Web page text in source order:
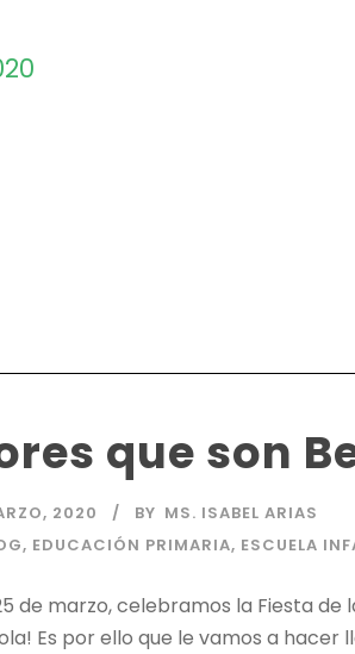
que son
2020 BY MS. ISABEL ARIAS
, EDUCACIÓN PRIMARIA, ESCUELA
de marzo, celebramos la Fiesta de
Es por ello que le vamos a